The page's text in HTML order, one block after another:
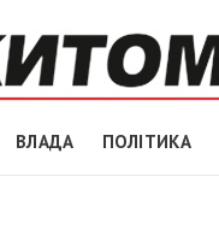
ВЛАДА ПОЛІТИКА